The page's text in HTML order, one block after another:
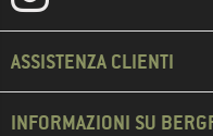
ASSISTENZA CLIENTI
INFORMAZIONI SU